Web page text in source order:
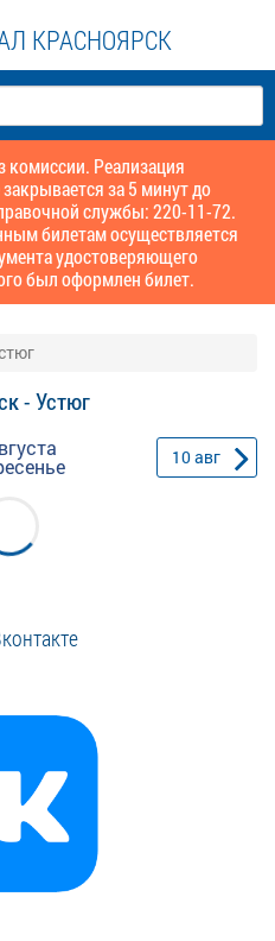
КРАСНОЯРСК
комиссии. Реализация
за 5 минут до
службы: 220-11-72.
билетам осуществляется
удостоверяющего
был оформлен билет.
- Устюг
10авг